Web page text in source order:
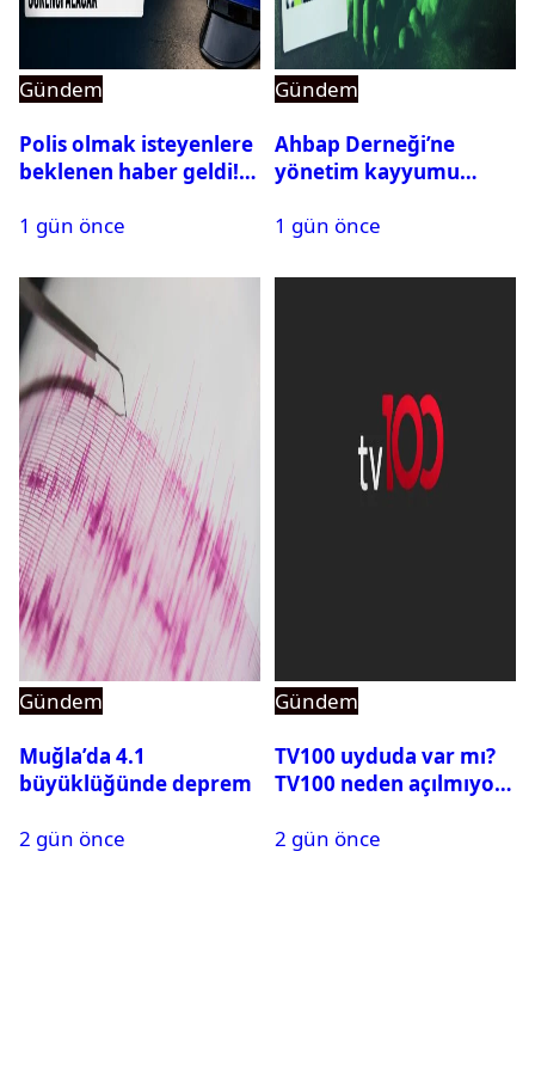
Gündem
Polis olmak isteyenlere
beklenen haber geldi!
1 gün önce
Gündem
Ahbap Derneği’ne
yönetim kayyumu
açıldı
1 gün önce
Gündem
Muğla’da 4.1
büyüklüğünde deprem
2 gün önce
Gündem
TV100 uyduda var mı?
TV100 neden açılmıyor?
2 gün önce